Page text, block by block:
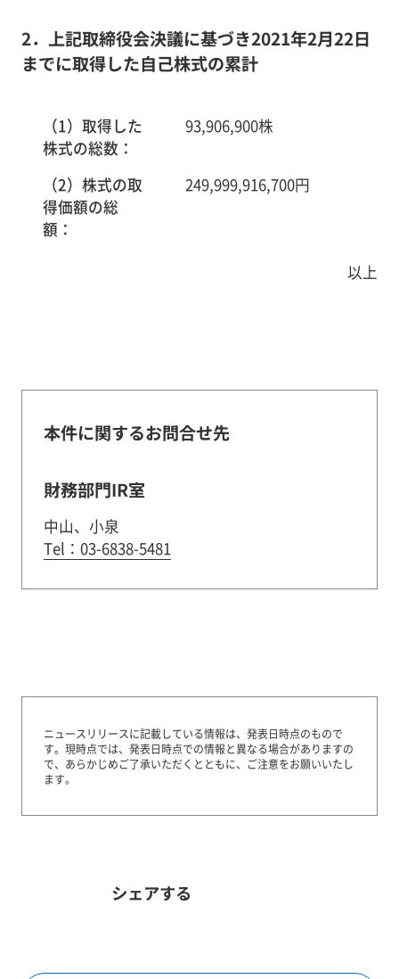
2．上記取締役会決議に基づき2021年2月22日
までに取得した自己株式の累計
（1）取得した
株式の総数：
93,906,900株
（2）株式の取
得価額の総
額：
249,999,916,700円
以上
本件に関するお問合せ先
財務部門IR室
中山、小泉
Tel：03-6838-5481
ニュースリリースに記載している情報は、発表日時点のもので
す。 現時点では、発表日時点での情報と異なる場合がありますの
で、あらかじめご了承いただくとともに、ご注意をお願いいたし
ます。
シェアする